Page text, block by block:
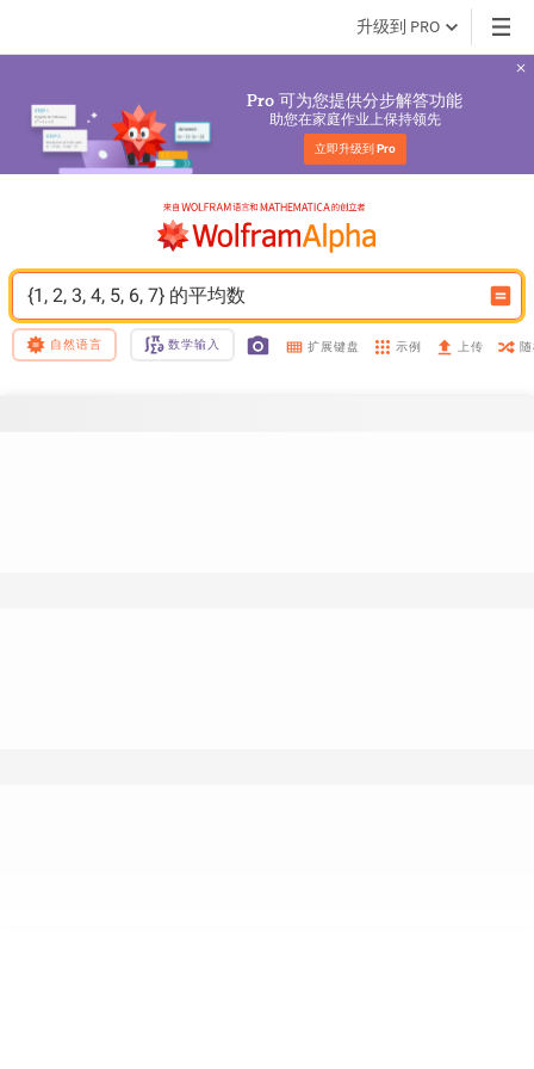
升级到 PRO
Pro 可为您提供分步解答功能
助您在家庭作业上保持领先
立即升级到 Pro
{1, 2, 3, 4, 5, 6, 7} 的平均数
自然语言 数学输入 扩展键盘 示例 上传